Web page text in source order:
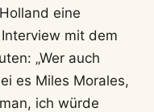
eine
mit dem
„Wer auch
es Miles Morales,
ich würde